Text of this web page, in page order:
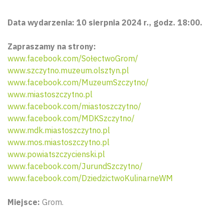
Data wydarzenia: 10 sierpnia 2024 r., godz. 18:00.
Zapraszamy na strony:
www.facebook.com/SołectwoGrom/
www.szczytno.muzeum.olsztyn.pl
www.facebook.com/MuzeumSzczytno/
www.miastoszczytno.pl
www.facebook.com/miastoszczytno/
www.facebook.com/MDKSzczytno/
www.mdk.miastoszczytno.pl
www.mos.miastoszczytno.pl
www.powiatszczycienski.pl
www.facebook.com/JurundSzczytno/
www.facebook.com/DziedzictwoKulinarneWM
Miejsce: Grom.